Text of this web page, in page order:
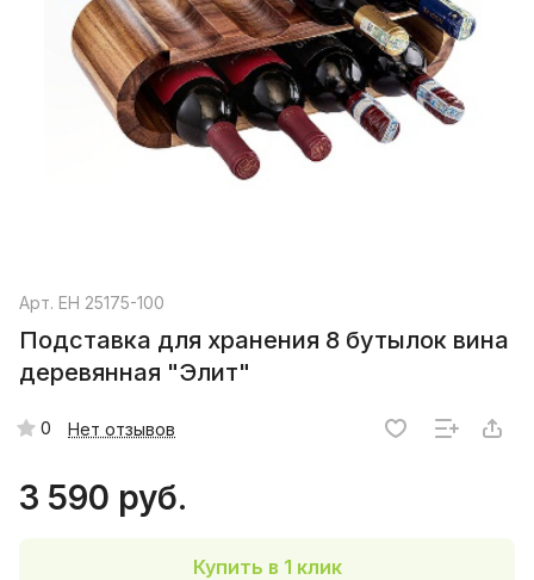
Арт. EH 25175-100
Подставка для хранения 8 бутылок вина
деревянная "Элит"
0 Нет отзывов
3 590 руб.
Купить в 1 клик